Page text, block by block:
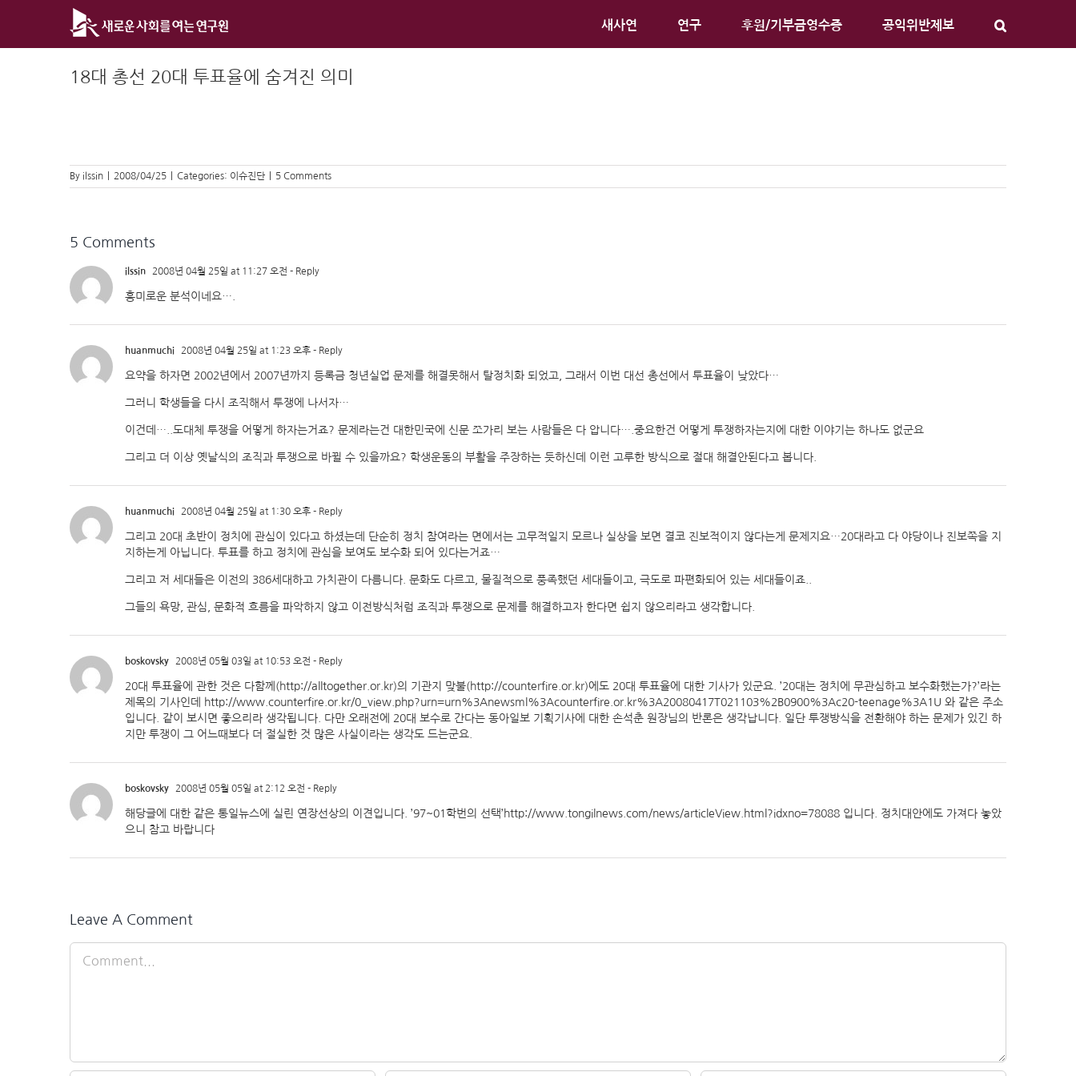
새사연 연구 후원/기부금영수증 공익위반제보
18대 총선 20대 투표율에 숨겨진 의미
By ilssin 2008/04/25 Categories: 이슈진단 5 Comments
5 Comments
ilssin 2008년 04월 25일 at 11:27 오전 - Reply
흥미로운 분석이네요….
huanmuchi 2008년 04월 25일 at 1:23 오후 - Reply
요약을 하자면 2002년에서 2007년까지 등록금 청년실업 문제를 해결못해서 탈정치화 되었고, 그래서 이번 대선 총선에서 투표율이 낮았다…
그러니 학생들을 다시 조직해서 투쟁에 나서자…
이건데…..도대체 투쟁을 어떻게 하자는거죠? 문제라는건 대한민국에 신문 쪼가리 보는 사람들은 다 압니다….중요한건 어떻게 투쟁하자는지에 대한 이야기는 하나도 없군요
그리고 더 이상 옛날식의 조직과 투쟁으로 바뀔 수 있을까요? 학생운동의 부활을 주장하는 듯하신데 이런 고루한 방식으로 절대 해결안된다고 봅니다.
huanmuchi 2008년 04월 25일 at 1:30 오후 - Reply
그리고 20대 초반이 정치에 관심이 있다고 하셨는데 단순히 정치 참여라는 면에서는 고무적일지 모르나 실상을 보면 결코 진보적이지 않다는게 문제지요…20대라고 다 야당이나 진보쪽을 지
지하는게 아닙니다. 투표를 하고 정치에 관심을 보여도 보수화 되어 있다는거죠…
그리고 저 세대들은 이전의 386세대하고 가치관이 다름니다. 문화도 다르고, 물질적으로 풍족했던 세대들이고, 극도로 파편화되어 있는 세대들이죠..
그들의 욕망, 관심, 문화적 흐름을 파악하지 않고 이전방식처럼 조직과 투쟁으로 문제를 해결하고자 한다면 쉽지 않으리라고 생각합니다.
boskovsky 2008년 05월 03일 at 10:53 오전 - Reply
20대 투표율에 관한 것은 다함께( http://alltogether.or.kr)의 기관지 맞불( http://counterfire.or.kr)에도 20대 투표율에 대한 기사가 있군요. ’20대는 정치에 무관심하고 보수화했는가?’라는
제목의 기사인데
http://www.counterfire.or.kr/0_view.php?urn=urn%3Anewsml%3Acounterfire.or.kr%3A20080417T021103%2B0900%3Ac20-teenage%3A1U 와 같은 주소
입니다. 같이 보시면 좋으리라 생각됩니다. 다만 오래전에 20대 보수로 간다는 동아일보 기획기사에 대한 손석춘 원장님의 반론은 생각납니다. 일단 투쟁방식을 전환해야 하는 문제가 있긴 하
지만 투쟁이 그 어느때보다 더 절실한 것 많은 사실이라는 생각도 드는군요.
boskovsky 2008년 05월 05일 at 2:12 오전 - Reply
해당글에 대한 같은 통일뉴스에 실린 연장선상의 이견입니다. ’97~01학번의 선택’http://www.tongilnews.com/news/articleView.html?idxno=78088 입니다. 정치대안에도 가져다 놓았
으니 참고 바랍니다
Leave A Comment